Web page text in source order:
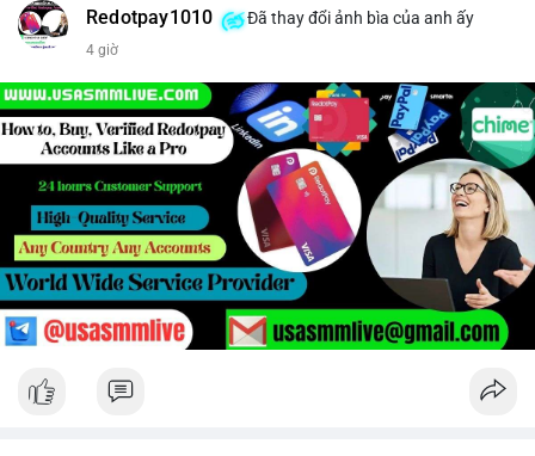
Redotpay1010 Đã thay đổi ảnh bìa của anh ấy
4 giờ